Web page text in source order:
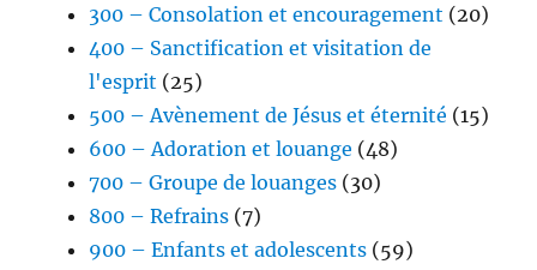
300 – Consolation et encouragement (20)
400 – Sanctification et visitation de
l'esprit (25)
500 – Avènement de Jésus et éternité (15)
600 – Adoration et louange (48)
700 – Groupe de louanges (30)
800 – Refrains (7)
900 – Enfants et adolescents (59)